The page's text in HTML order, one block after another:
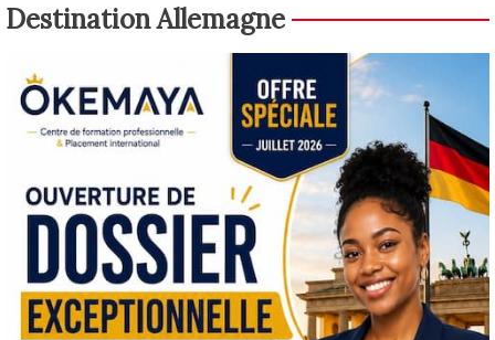
Destination Allemagne